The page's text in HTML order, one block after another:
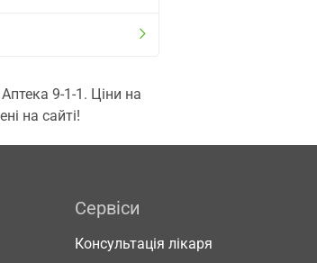
9-1-1. Ціни на
на сайті!
Сервіси
Консультація лікаря